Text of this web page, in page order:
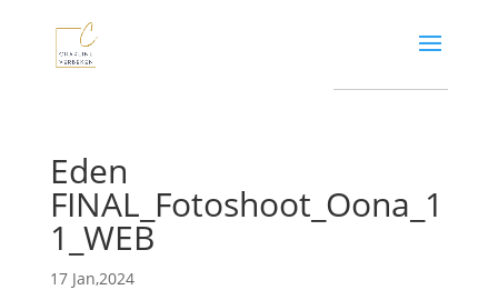
Eden
FINAL_Fotoshoot_Oona_1
1_WEB
17 Jan,2024